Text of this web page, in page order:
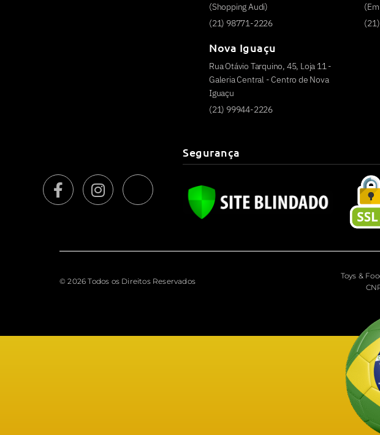
(Shopping Audi)
(21) 98771-2226
Nova Iguaçu
Rua Otávio Tarquino, 45, Loja 11 -
Galeria Central - Centro de Nova
Iguaçu
(21) 99944-2226
Segurança
© 2026 Todos os Direitos Reservados
Toys &